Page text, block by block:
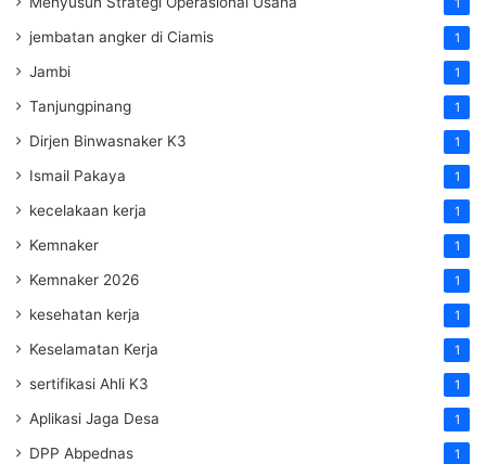
1
jembatan angker di Ciamis 1
Jambi 1
Tanjungpinang 1
Dirjen Binwasnaker K3 1
Ismail Pakaya 1
kecelakaan kerja 1
Kemnaker 1
Kemnaker 2026 1
kesehatan kerja 1
Keselamatan Kerja 1
sertifikasi Ahli K3 1
Aplikasi Jaga Desa 1
DPP Abpednas 1